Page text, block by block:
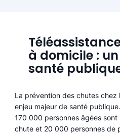
à domicile :
santé
La prévention des chutes chez
enjeu majeur de santé
170 000 personnes âgées sont
chute et 20 000 personnes de